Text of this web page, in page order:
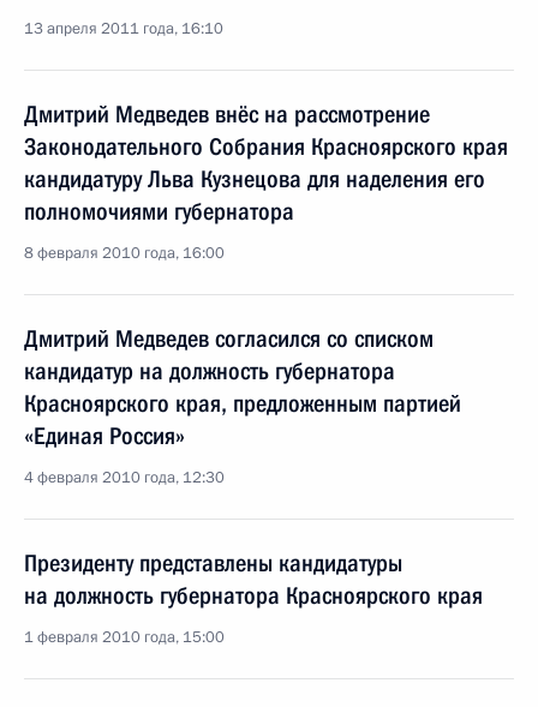
13 апреля 2011 года, 16:10
Дмитрий Медведев внёс на рассмотрение
Законодательного Собрания Красноярского края
кандидатуру Льва Кузнецова для наделения его
полномочиями губернатора
8 февраля 2010 года, 16:00
Дмитрий Медведев согласился со списком
кандидатур на должность губернатора
Красноярского края, предложенным партией
«Единая Россия»
4 февраля 2010 года, 12:30
Президенту представлены кандидатуры
на должность губернатора Красноярского края
1 февраля 2010 года, 15:00